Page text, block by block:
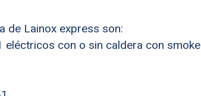
de Lainox express son:
con o sin caldera con smoke